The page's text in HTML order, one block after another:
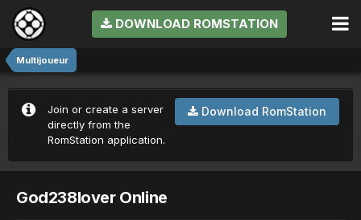
DOWNLOAD ROMSTATION
Multijoueur
Download RomStation
Join or create a server
directly from the
RomStation application.
God238lover Online